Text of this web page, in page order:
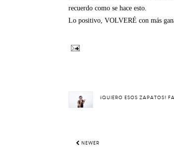
recuerdo como se hace esto.
Lo positivo, VOLVERÉ con más
¡QUIERO ESOS ZAPATOS!
NEWER